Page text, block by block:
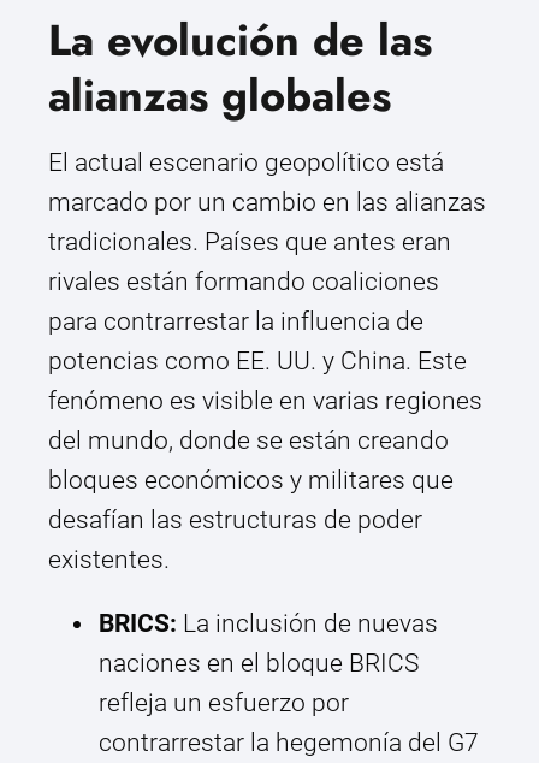
La evolución de las
alianzas globales
El actual escenario geopolítico está
marcado por un cambio en las alianzas
tradicionales. Países que antes eran
rivales están formando coaliciones
para contrarrestar la influencia de
potencias como EE. UU. y China. Este
fenómeno es visible en varias regiones
del mundo, donde se están creando
bloques económicos y militares que
desafían las estructuras de poder
existentes.
BRICS: La inclusión de nuevas
naciones en el bloque BRICS
refleja un esfuerzo por
contrarrestar la hegemonía del G7